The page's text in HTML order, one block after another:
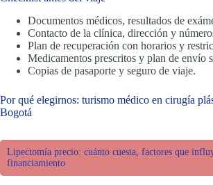
Documentos médicos, resultados de
Contacto de la clínica, dirección y
Plan de recuperación con horarios y
Medicamentos prescritos y plan de envío
Copias de pasaporte y seguro de viaje.
Por qué elegirnos: turismo médico en cirugía
Bogotá
Lipectomía precio: cuánto cuesta, factores que
financiamiento